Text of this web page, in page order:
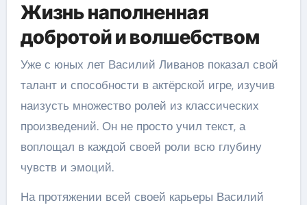
Жизнь наполненная
добротой и волшебством
Уже с юных лет Василий Ливанов показал свой
талант и способности в актёрской игре, изучив
наизусть множество ролей из классических
произведений. Он не просто учил текст, а
воплощал в каждой своей роли всю глубину
чувств и эмоций.
На протяжении всей своей карьеры Василий